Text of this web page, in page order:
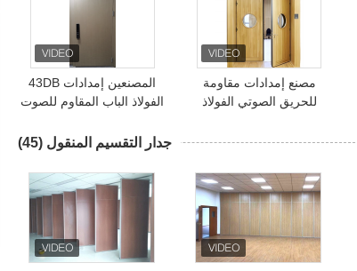
المصنعين إمدادات 43DB
الفولاذ الباب المقاوم للصوت
مصنع إمدادات مقاومة
للحريق الصوتي الفولاذ
جدار التقسيم المنقول (45)